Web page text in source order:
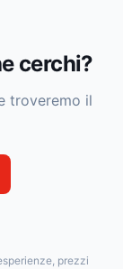
cerchi?
troveremo il
prezzi